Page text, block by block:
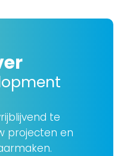
te
projecten en